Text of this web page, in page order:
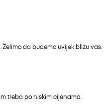
da budemo uvijek blizu vas.
treba po niskim cijenama.